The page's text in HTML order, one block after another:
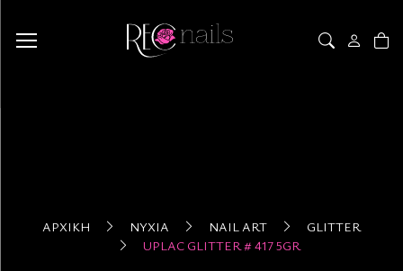
ΑΡΧΙΚΉ ΝΎΧΙΑ NAIL ART
GLITTER
UPLAC GLITTER # 417 5GR